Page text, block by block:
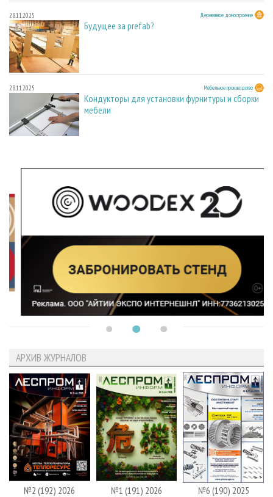
28.11.2025 Деревянное домостроение
Будущее за prefab?
28.11.2025 Мебельное производство
Кондукторы для установки фурнитуры и сборки
мебели
АРХИВ ЖУРНАЛОВ
№2 (192) 2026 №1 (191) 2026 №6 (190) 2025